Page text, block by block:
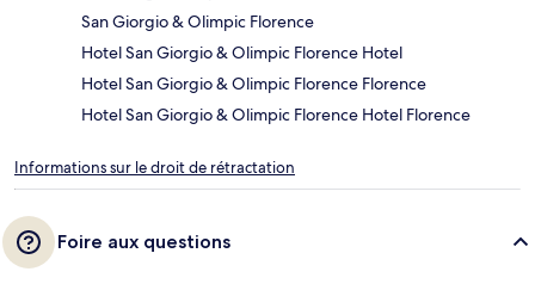
San Giorgio & Olimpic Florence
Hotel San Giorgio & Olimpic Florence Hotel
Hotel San Giorgio & Olimpic Florence Florence
Hotel San Giorgio & Olimpic Florence Hotel Florence
Informations sur le droit de rétractation
Foire aux questions